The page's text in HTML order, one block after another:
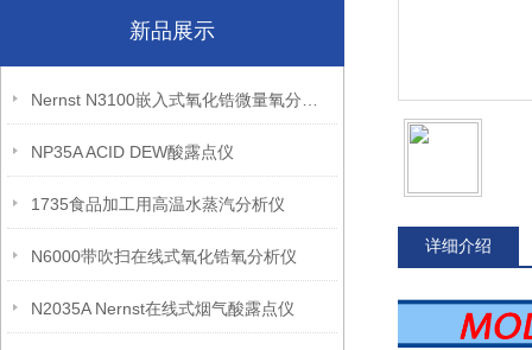
新品展示
NP35A ACID DEW酸露点仪
1735食品加工用高温水蒸汽分析仪
N6000带吹扫在线式氧化锆氧分析仪
N2035A Nernst在线式烟气酸露点仪
详细介绍